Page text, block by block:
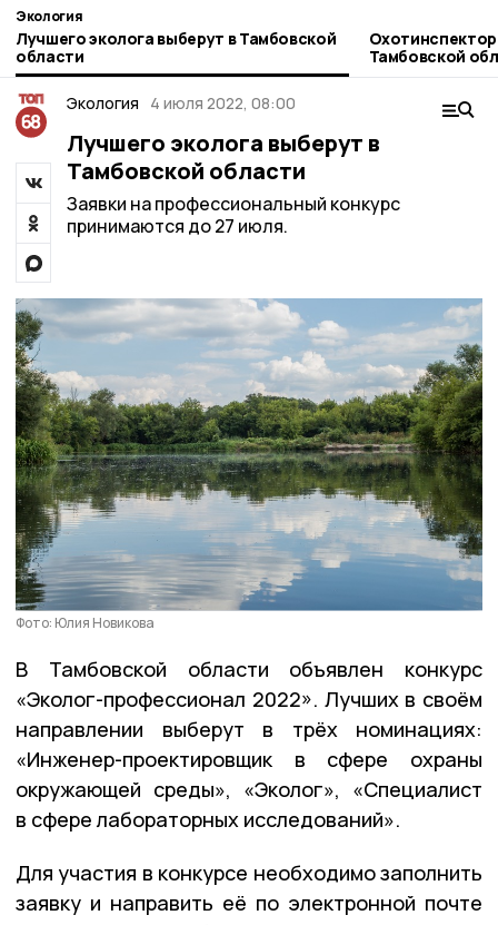
Экология
Лучшего эколога выберут в Тамбовской
области
Тамбовской
БПЛА
Экология
4 июля 2022, 08:00
Лучшего эколога выберут в
Тамбовской области
Заявки на профессиональный конкурс
принимаются до 27 июля.
Фото: Юлия Новикова
В Тамбовской области объявлен конкурс
«Эколог-профессионал 2022». Лучших в своём
направлении выберут в трёх номинациях:
«Инженер-проектировщик в сфере охраны
окружающей среды», «Эколог», «Специалист
в сфере лабораторных исследований».
Для участия в конкурсе необходимо заполнить
заявку и направить её по электронной почте